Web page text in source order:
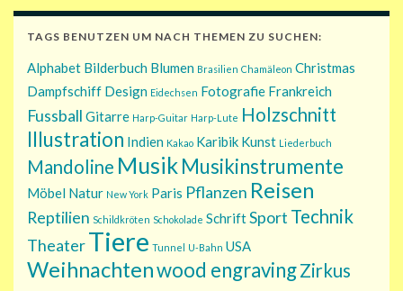
TAGS BENUTZEN UM NACH THEMEN ZU SUCHEN:
Alphabet Bilderbuch Blumen Brasilien Chamäleon Christmas
Dampfschiff Design Eidechsen Fotografie Frankreich
Fussball Gitarre Harp-Guitar Harp-Lute Holzschnitt
Illustration Indien Kakao Karibik Kunst Liederbuch
Mandoline MusikMusikinstrumente
Möbel Natur New York Paris Pflanzen Reisen
Reptilien Schildkröten Schokolade SchriftSport Technik
TheaterTiere Tunnel U-Bahn USA
Weihnachtenwood engravingZirkus